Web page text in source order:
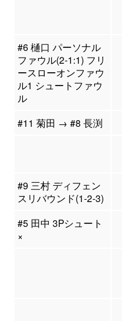
#6 樋口 パーソナル
ファウル(2-1:1) フリ
ースローオンファウ
ル1 シュートファウ
ル
#11 菊田 → #8 長渕
#9 三村 ディフェン
スリバウンド(1-2-3)
#5 田中 3Pシュート
×